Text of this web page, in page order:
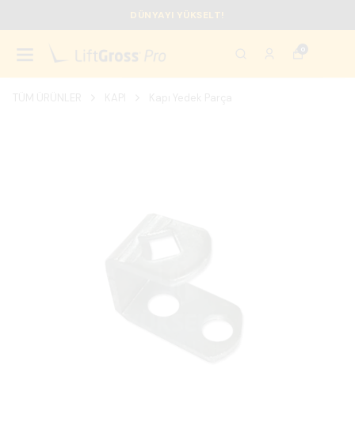
DÜNYAYI YÜKSELT!
0